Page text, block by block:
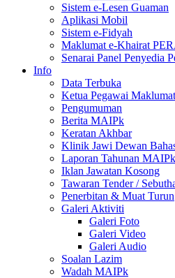
Sistem e-Lesen Guaman
Aplikasi Mobil
Sistem e-Fidyah
Maklumat e-Khairat
Senarai Panel Penyedia
Info
Data Terbuka
Ketua Pegawai
Pengumuman
Berita MAIPk
Keratan Akhbar
Klinik Jawi Dewan
Laporan Tahunan MAIPk
Iklan Jawatan Kosong
Tawaran Tender /
Penerbitan & Muat Turun
Galeri Aktiviti
Galeri Foto
Galeri Video
Galeri Audio
Soalan Lazim
Wadah MAIPk